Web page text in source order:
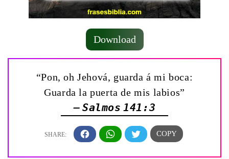
Download
“Pon, oh Jehová, guarda á mi boca:
Guarda la puerta de mis labios”
— Salmos 141:3